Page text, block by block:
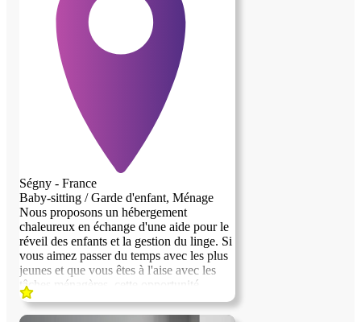
projet correspond a ses attentes
Ségny - France
Baby-sitting / Garde d'enfant, Ménage
Nous proposons un hébergement
chaleureux en échange d'une aide pour le
réveil des enfants et la gestion du linge. Si
vous aimez passer du temps avec les plus
jeunes et que vous êtes à l'aise avec les
tâches ménagères, cette opportunité
pourrait vous convenir parfaitement. Nous
serions ravis de vous accueillir et de